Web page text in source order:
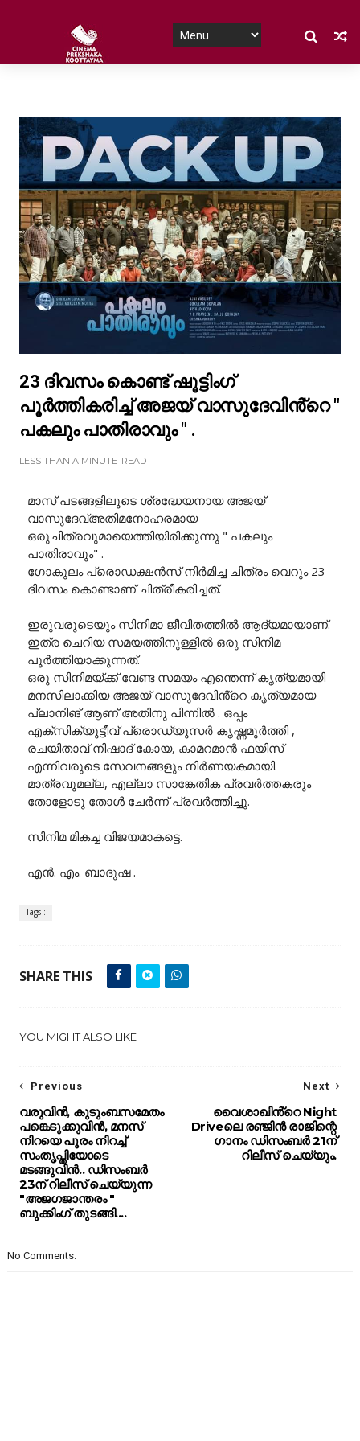
23 ദിവസം കൊണ്ട് ഷൂട്ടിംഗ്
പൂർത്തികരിച്ച് അജയ് വാസുദേവിൻ്റെ "
പകലും പാതിരാവും " .
LESS THAN A MINUTE READ
മാസ് പടങ്ങളിലൂടെ ശ്രദ്ധേയനായ അജയ്
വാസുദേവ്അതിമനോഹരമായ
ഒരുചിത്രവുമായെത്തിയിരിക്കുന്നു " പകലും
പാതിരാവും" .
ഗോകുലം പ്രൊഡക്ഷൻസ് നിർമിച്ച ചിത്രം വെറും 23
ദിവസം കൊണ്ടാണ് ചിത്രീകരിച്ചത്.
ഇരുവരുടെയും സിനിമാ ജീവിതത്തിൽ ആദ്യമായാണ്.
ഇത്ര ചെറിയ സമയത്തിനുള്ളിൽ ഒരു സിനിമ
പൂർത്തിയാക്കുന്നത്.
ഒരു സിനിമയ്ക്ക് വേണ്ട സമയം എന്തെന്ന് കൃത്യമായി
മനസിലാക്കിയ അജയ് വാസുദേവിൻ്റെ കൃത്യമായ
പ്ലാനിങ് ആണ് അതിനു പിന്നിൽ . ഒപ്പം
എക്സിക്യൂട്ടീവ് പ്രൊഡ്യൂസർ കൃഷ്ണമൂർത്തി ,
രചയിതാവ് നിഷാദ് കോയ, കാമറമാൻ ഫയിസ്
എന്നിവരുടെ സേവനങ്ങളും നിർണയകമായി.
മാത്രവുമല്ല, എല്ലാ സാങ്കേതിക പ്രവർത്തകരും
തോളോടു തോൾ ചേർന്ന് പ്രവർത്തിച്ചു.
സിനിമ മികച്ച വിജയമാകട്ടെ.
എൻ. എം. ബാദുഷ .
Tags :
SHARE THIS
YOU MIGHT ALSO LIKE
Next
വൈശാഖിൻ്റെ Night
Driveലെ രഞ്ജിൻ രാജിന്റെ
ഗാനം ഡിസംബർ 21ന്
റിലീസ് ചെയ്യും.
Previous
വരുവിൻ, കുടുംബസമേതം
പങ്കെടുക്കുവിൻ, മനസ്
നിറയെ പൂരം നിറച്ച്
സംതൃപ്തിയോടെ
മടങ്ങുവിൻ.. ഡിസംബർ
23ന് റിലീസ് ചെയ്യുന്ന
"അജഗജാന്തരം "
ബുക്കിംഗ് തുടങ്ങി....
No Comments: